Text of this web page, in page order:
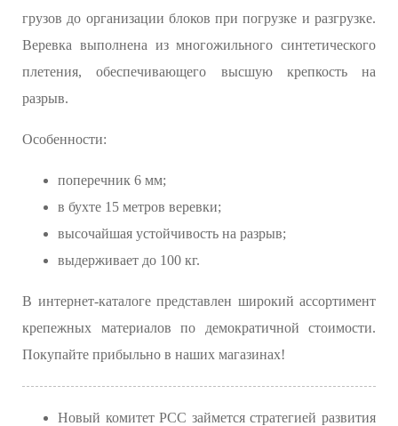
грузов до организации блоков при погрузке и разгрузке.
Веревка выполнена из многожильного синтетического
плетения, обеспечивающего высшую крепкость на
разрыв.
Особенности:
поперечник 6 мм;
в бухте 15 метров веревки;
высочайшая устойчивость на разрыв;
выдерживает до 100 кг.
В интернет-каталоге представлен широкий ассортимент
крепежных материалов по демократичной стоимости.
Покупайте прибыльно в наших магазинах!
Новый комитет РСС займется стратегией развития